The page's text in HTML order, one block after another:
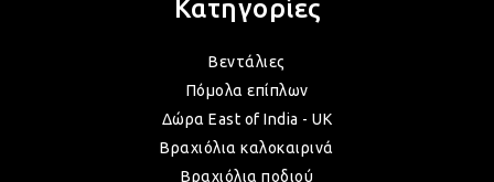
Κατηγορίες
Βεντάλιες
Πόμολα επίπλων
Δώρα East of India - UK
Βραχιόλια καλοκαιρινά
Βραχιόλια ποδιού